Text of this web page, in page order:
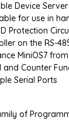
Device Server
for use in
Protection
on the RS-
MiniOS7 from
Counter
Serial Ports
of